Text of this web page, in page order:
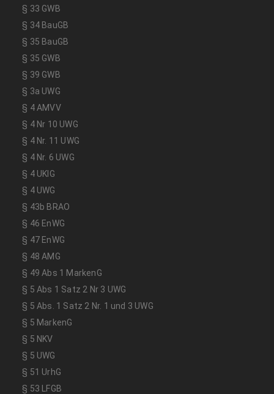
§ 33 GWB
§ 34 BauGB
§ 35 BauGB
§ 35 GWB
§ 39 GWB
§ 3a UWG
§ 4 AMVV
§ 4 Nr 10 UWG
§ 4 Nr. 11 UWG
§ 4 Nr. 6 UWG
§ 4 UKlG
§ 4 UWG
§ 43b BRAO
§ 46 EnWG
§ 47 EnWG
§ 48 AMG
§ 49 Abs 1 MarkenG
§ 5 Abs 1 Satz 2 Nr 3 UWG
§ 5 Abs. 1 Satz 2 Nr. 1 und 3 UWG
§ 5 MarkenG
§ 5 NKV
§ 5 UWG
§ 51 UrhG
§ 53 LFGB